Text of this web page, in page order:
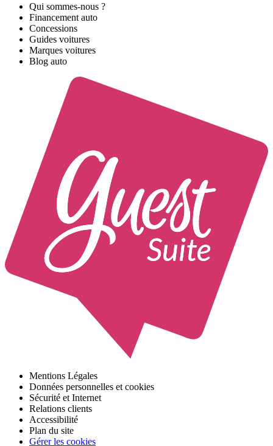
Qui sommes-nous ?
Financement auto
Concessions
Guides voitures
Marques voitures
Blog auto
Mentions Légales
Données personnelles et cookies
Sécurité et Internet
Relations clients
Accessibilité
Plan du site
Gérer les cookies